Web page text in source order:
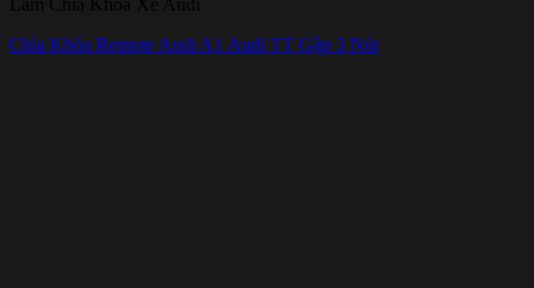
Chìa Khóa Remote Audi A1 Audi TT Gập 3 Nút